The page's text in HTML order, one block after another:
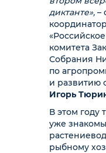
диктанте», –
комитета
Собрания
по
и развитию
Игорь
В этом году
уже
рыбному